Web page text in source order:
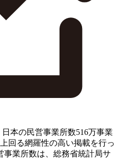
本の民営事業所数516万事業
回る網羅性の高い掲載を行っ
事業所数は、総務省統計局サ